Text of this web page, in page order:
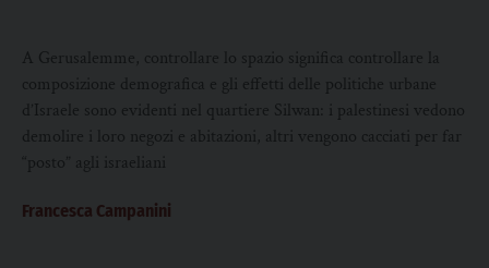
A Gerusalemme, controllare lo spazio significa controllare la
composizione demografica e gli effetti delle politiche urbane
d’Israele sono evidenti nel quartiere Silwan: i palestinesi vedono
demolire i loro negozi e abitazioni, altri vengono cacciati per far
“posto” agli israeliani
Francesca Campanini